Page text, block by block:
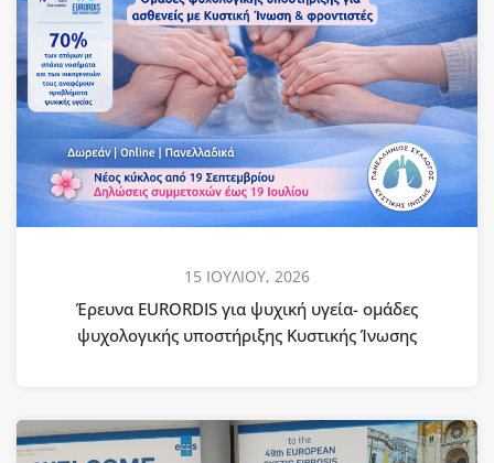
15 ΙΟΥΛΙΟΥ, 2026
Έρευνα EURORDIS για ψυχική υγεία- ομάδες
ψυχολογικής υποστήριξης Κυστικής Ίνωσης